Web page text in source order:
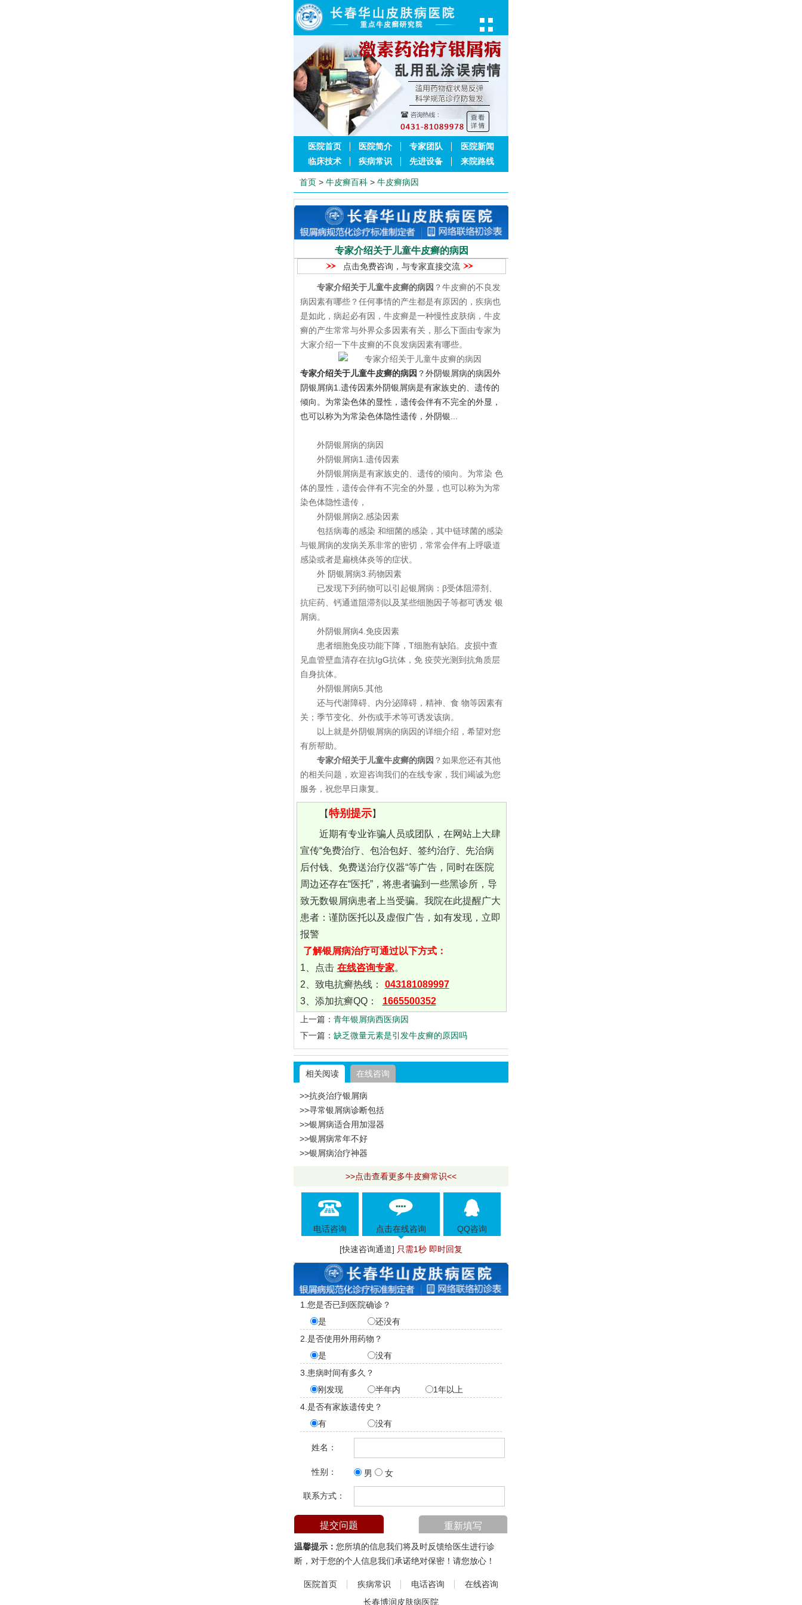
医院首页 医院简介 专家团队
医院新闻
临床技术
疾病常识 先进设备 来院路线
首页 > 牛皮癣百科 > 牛皮癣病因
专家介绍关于儿童牛皮癣的病因
点击免费咨询，与专家直接交流
专家介绍关于儿童牛皮癣的病因 ？牛皮癣的不良发
病因素有哪些？任何事情的产生都是有原因的，疾病也
是如此，病起必有因，牛皮癣是一种慢性皮肤病，牛皮
癣的产生常常与外界众多因素有关，那么下面由专家为
大家介绍一下牛皮癣的不良发病因素有哪些。
专家介绍关于儿童牛皮癣的病因 ？外阴银屑病的病因外
阴银屑病1.遗传因素外阴银屑病是有家族史的、遗传的
倾向。为常染色体的显性，遗传会伴有不完全的外显，
也可以称为为常染色体隐性遗传，外阴银...
外阴银屑病的病因
外阴银屑病1.遗传因素
外阴银屑病是有家族史的、遗传的倾向。为常染 色
体的显性，遗传会伴有不完全的外显，也可以称为为常
染色体隐性遗传，
外阴银屑病2.感染因素
包括病毒的感染 和细菌的感染，其中链球菌的感染
与银屑病的发病关系非常的密切，常常会伴有上呼吸道
感染或者是扁桃体炎等的症状。
外 阴银屑病3.药物因素
已发现下列药物可以引起银屑病：β受体阻滞剂、
抗疟药、钙通道阻滞剂以及某些细胞因子等都可诱发 银
屑病。
外阴银屑病4.免疫因素
患者细胞免疫功能下降，T细胞有缺陷。皮损中查
见血管壁血清存在抗IgG抗体，免 疫荧光测到抗角质层
自身抗体。
外阴银屑病5.其他
还与代谢障碍、内分泌障碍，精神、食 物等因素有
关；季节变化、外伤或手术等可诱发该病。
以上就是外阴银屑病的病因的详细介绍，希望对您
有所帮助。
专家介绍关于儿童牛皮癣的病因 ？如果您还有其他
的相关问题，欢迎咨询我们的在线专家，我们竭诚为您
服务，祝您早日康复。
【特别提示】
近期有专业诈骗人员或团队，在网站上大肆
宣传“免费治疗、包治包好、签约治疗、先治病
后付钱、免费送治疗仪器“等广告，同时在医院
周边还存在“医托”，将患者骗到一些黑诊所，导
致无数银屑病患者上当受骗。我院在此提醒广大
患者：谨防医托以及虚假广告，如有发现，立即
报警
了解银屑病治疗可通过以下方式：
1、点击 在线咨询专家。
2、致电抗癣热线：
043181089997
3、添加抗癣QQ：
1665500352
上一篇： 青年银屑病西医病因
下一篇： 缺乏微量元素是引发牛皮癣的原因吗
相关阅读 在线咨询
>>抗炎治疗银屑病
>>寻常银屑病诊断包括
>>银屑病适合用加湿器
>>银屑病常年不好
>>银屑病治疗神器
>>点击查看更多牛皮癣常识<<
电话咨询 点击在线咨询 QQ咨询
[快速咨询通道] 只需1秒 即时回复
1.您是否已到医院确诊？
是
还没有
2.是否使用外用药物？
是
没有
3.患病时间有多久？
刚发现
半年内
1年以上
4.是否有家族遗传史？
有
没有
姓名：
性别： 男 女
联系方式：
温馨提示： 您所填的信息我们将及时反馈给医生进行诊
断，对于您的个人信息我们承诺绝对保密！请您放心！
医院首页 疾病常识 电话咨询
在线咨询
长春博润皮肤病医院